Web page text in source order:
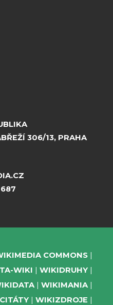
306/13, PRAHA
COMMONS
WIKI
WIKIDRUHY
WIKIMANIA
WIKIZDROJE